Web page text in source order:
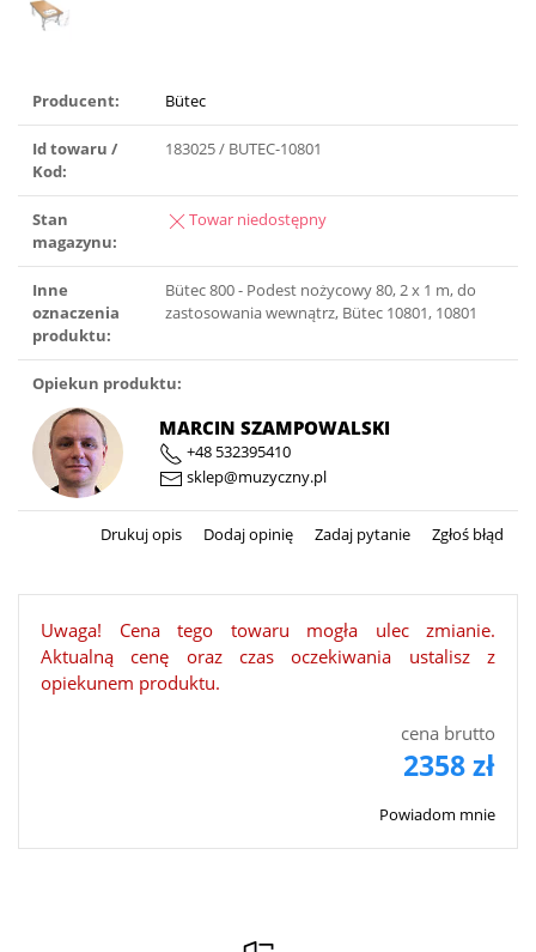
Producent: Bütec
Id towaru /
Kod:
183025 / BUTEC-10801
Stan
magazynu:
Towar niedostępny
Inne
oznaczenia
produktu:
Bütec 800 - Podest nożycowy 80, 2 x 1 m, do
zastosowania wewnątrz, Bütec 10801, 10801
Opiekun produktu:
MARCIN SZAMPOWALSKI
+48 532395410
sklep@muzyczny.pl
Drukuj opis Dodaj opinię Zadaj pytanie Zgłoś błąd
Uwaga! Cena tego towaru mogła ulec zmianie.
Aktualną cenę oraz czas oczekiwania ustalisz z
opiekunem produktu.
cena brutto
2358 zł
Powiadom mnie